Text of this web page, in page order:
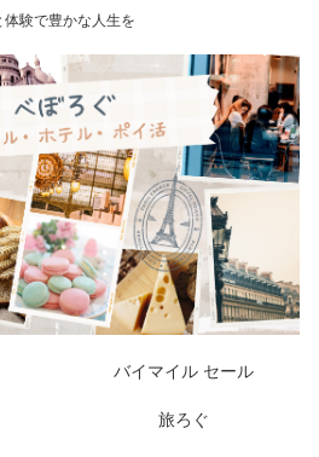
体験で豊かな人生を
バイマイル セール
旅ろぐ